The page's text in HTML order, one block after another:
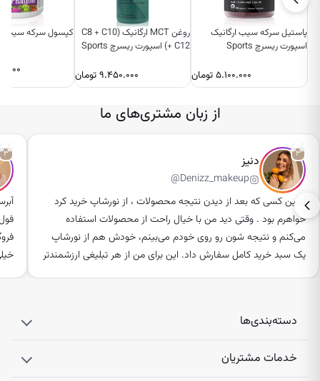
پاستیل‌ سرکه سیب ارگانیک
اسپورت ریسرچ Sports
۵.۱۰۰.۰۰۰ تومان
روغن MCT ارگانیک (C8 + C10
+ C12) اسپورت ریسرچ Sports
۹.۴۵۰.۰۰۰تومان
کپسول سرکه سیب
از زبان مشتری‌های ما
۳ دنیز
@Denizz_makeup
“
اولین کسی که بعد از دیدن نتیجه محصولات ، از نورشاپ خرید کرد
خواهرم بود . وقتی دید من با خیال راحت از محصولات استفاده
می‌کنم و نتیجه ‌شون رو روی خودم می‌بینم، خودش هم از نورشاپ
یک سبد خرید کامل سفارش داد. این برای من از هر تبلیغی ارزشمندتر
مدتی استفاده کنم و اگر از کیفیت و نتیجه‌اش راضی بودم، بعد
کردم می‌خواستم مطمئن بشم بعد از مدتی تیغه ‌ها کند نمی‌شن و
۳
دسته‌بندی‌ها
خدمات مشتریان